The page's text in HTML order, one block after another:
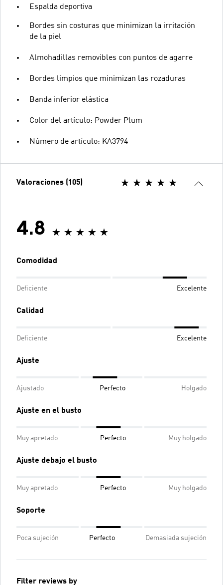
Espalda deportiva
Bordes sin costuras que minimizan la irritación
de la piel
Almohadillas removibles con puntos de agarre
Bordes limpios que minimizan las rozaduras
Banda inferior elástica
Color del artículo: Powder Plum
Número de artículo: KA3794
Valoraciones (105)
4.8
Comodidad
Deficiente Excelente
Calidad
Deficiente Excelente
Ajuste
Ajustado Perfecto Holgado
Ajuste en el busto
Muy apretado Perfecto Muy holgado
Ajuste debajo el busto
Muy apretado Perfecto Muy holgado
Soporte
Poca sujeción Perfecto Demasiada sujeción
Filter reviews by